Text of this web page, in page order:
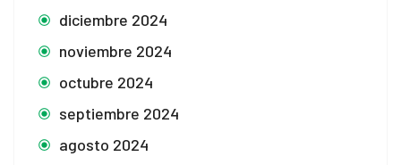
diciembre 2024
noviembre 2024
octubre 2024
septiembre 2024
agosto 2024